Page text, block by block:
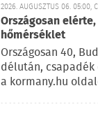
2026. AUGUSZTUS 06. 05:00,
Országosan
hőmérséklet
Országosan 40,
délután,
a kormany.hu